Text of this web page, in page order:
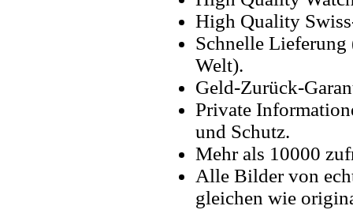
High Quality
Schnelle Lieferung
Welt).
Geld-Zurück-
Private
und Schutz.
Mehr als 10000
Alle Bilder von
gleichen wie